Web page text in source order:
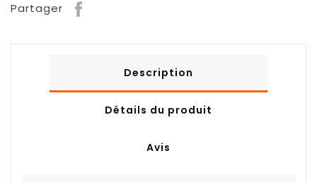
Partager
Description
Détails du produit
Avis